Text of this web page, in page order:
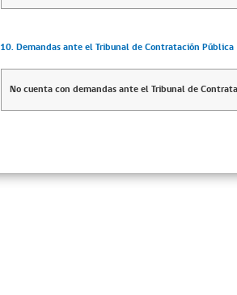
10. Demandas ante el Tribunal de Contratación Pública
No cuenta con demandas ante el Tribunal de